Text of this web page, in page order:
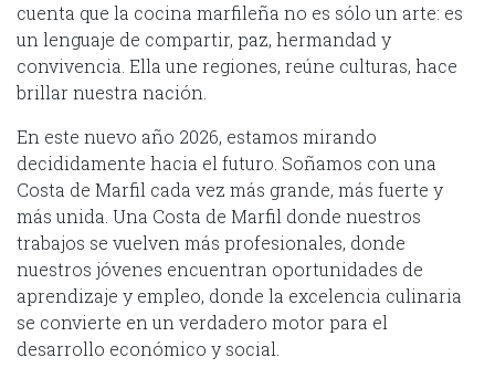
cuenta que la cocina marfileña no es sólo un arte: es
un lenguaje de compartir, paz, hermandad y
convivencia. Ella une regiones, reúne culturas, hace
brillar nuestra nación.
En este nuevo año 2026, estamos mirando
decididamente hacia el futuro. Soñamos con una
Costa de Marfil cada vez más grande, más fuerte y
más unida. Una Costa de Marfil donde nuestros
trabajos se vuelven más profesionales, donde
nuestros jóvenes encuentran oportunidades de
aprendizaje y empleo, donde la excelencia culinaria
se convierte en un verdadero motor para el
desarrollo económico y social.